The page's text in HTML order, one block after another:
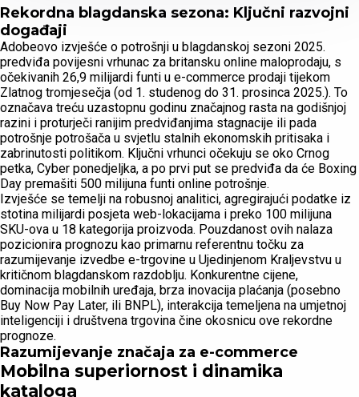
Rekordna blagdanska sezona: Ključni razvojni
događaji
Adobeovo izvješće o potrošnji u blagdanskoj sezoni 2025.
predviđa povijesni vrhunac za britansku online maloprodaju, s
očekivanih 26,9 milijardi funti u e-commerce prodaji tijekom
Zlatnog tromjesečja (od 1. studenog do 31. prosinca 2025.). To
označava treću uzastopnu godinu značajnog rasta na godišnjoj
razini i proturječi ranijim predviđanjima stagnacije ili pada
potrošnje potrošača u svjetlu stalnih ekonomskih pritisaka i
zabrinutosti politikom. Ključni vrhunci očekuju se oko Crnog
petka, Cyber ponedjeljka, a po prvi put se predviđa da će Boxing
Day premašiti 500 milijuna funti online potrošnje.
Izvješće se temelji na robusnoj analitici, agregirajući podatke iz
stotina milijardi posjeta web-lokacijama i preko 100 milijuna
SKU-ova u 18 kategorija proizvoda. Pouzdanost ovih nalaza
pozicionira prognozu kao primarnu referentnu točku za
razumijevanje izvedbe e-trgovine u Ujedinjenom Kraljevstvu u
kritičnom blagdanskom razdoblju. Konkurentne cijene,
dominacija mobilnih uređaja, brza inovacija plaćanja (posebno
Buy Now Pay Later, ili BNPL), interakcija temeljena na umjetnoj
inteligenciji i društvena trgovina čine okosnicu ove rekordne
prognoze.
Razumijevanje značaja za e-commerce
Mobilna superiornost i dinamika
kataloga